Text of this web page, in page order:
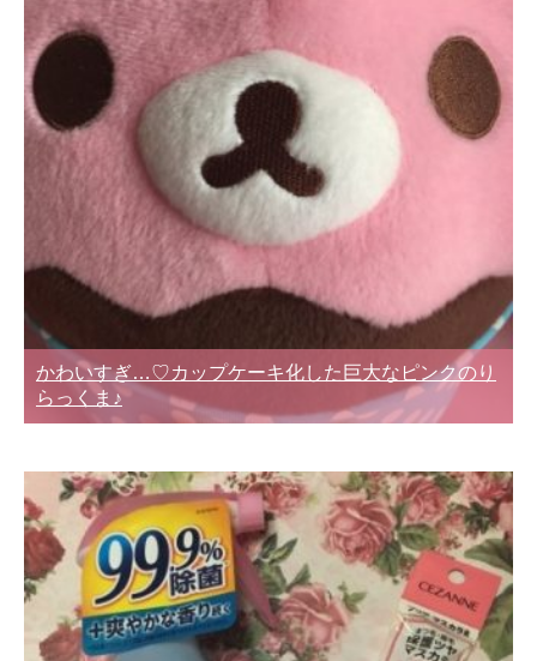
かわいすぎ…♡カップケーキ化した巨大なピンクのり
らっくま♪